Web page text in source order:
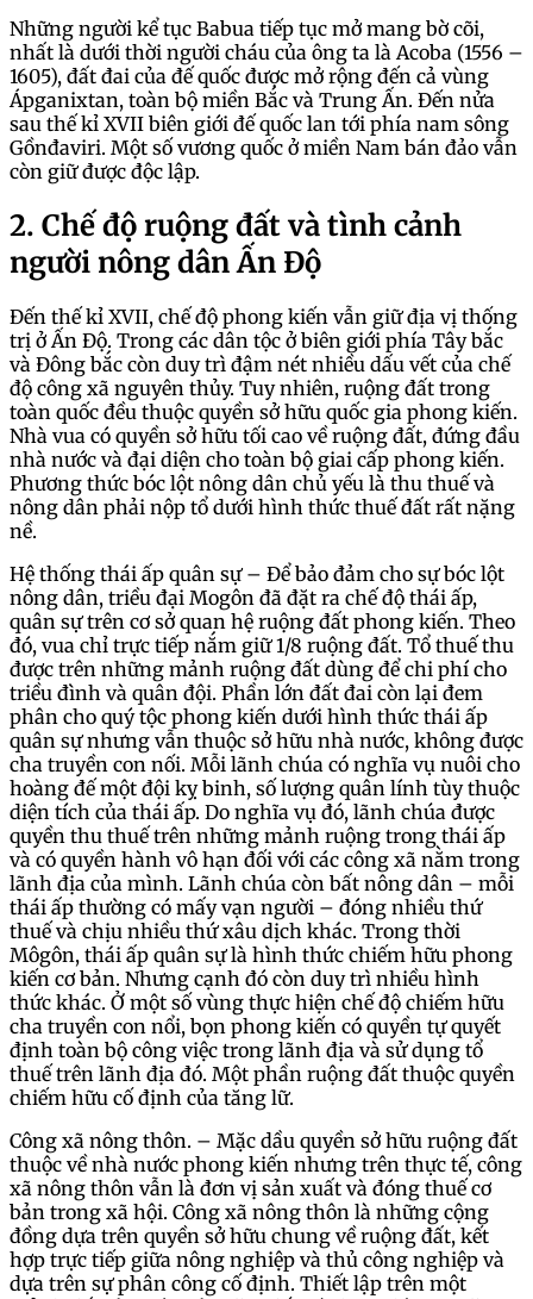
Những người kể tục Babua tiếp tục mở mang bờ cõi,
nhất là dưới thời người cháu của ông ta là Acoba (1556 –
1605), đất đai của đế quốc được mở rộng đến cả vùng
Ápganixtan, toàn bộ miền Bắc và Trung Ấn. Đến nửa
sau thế kỉ XVII biên giới đế quốc lan tới phía nam sông
Gồnđaviri. Một số vương quốc ở miền Nam bán đảo vẫn
còn giữ được độc lập.
2. Chế độ ruộng đất và tình cảnh
người nông dân Ấn Độ
Đến thế kỉ XVII, chế độ phong kiến vẫn giữ địa vị thống
trị ở Ấn Độ. Trong các dân tộc ở biên giới phía Tây bắc
và Đông bắc còn duy trì đậm nét nhiều dấu vết của chế
độ công xã nguyên thủy. Tuy nhiên, ruộng đất trong
toàn quốc đều thuộc quyền sở hữu quốc gia phong kiến.
Nhà vua có quyền sở hữu tối cao về ruộng đất, đứng đầu
nhà nước và đại diện cho toàn bộ giai cấp phong kiến.
Phương thức bóc lột nông dân chủ yếu là thu thuế và
nông dân phải nộp tổ dưới hình thức thuế đất rất nặng
nề.
Hệ thống thái ấp quân sự – Để bảo đảm cho sự bóc lột
nông dân, triều đại Mogôn đã đặt ra chế độ thái ấp,
quân sự trên cơ sở quan hệ ruộng đất phong kiến. Theo
đó, vua chỉ trực tiếp nắm giữ 1/8 ruộng đất. Tổ thuế thu
được trên những mảnh ruộng đất dùng để chi phí cho
triều đình và quân đội. Phần lớn đất đai còn lại đem
phân cho quý tộc phong kiến dưới hình thức thái ấp
quân sự nhưng vẫn thuộc sở hữu nhà nước, không được
cha truyền con nối. Mỗi lãnh chúa có nghĩa vụ nuôi cho
hoàng đế một đội kỵ binh, số lượng quân lính tùy thuộc
diện tích của thái ấp. Do nghĩa vụ đó, lãnh chúa được
quyền thu thuế trên những mảnh ruộng trong thái ấp
và có quyền hành vô hạn đối với các công xã nằm trong
lãnh địa của mình. Lãnh chúa còn bất nông dân – mỗi
thái ấp thường có mấy vạn người – đóng nhiều thứ
thuế và chịu nhiều thứ xâu dịch khác. Trong thời
Môgôn, thái ấp quân sự là hình thức chiếm hữu phong
kiến cơ bản. Nhưng cạnh đó còn duy trì nhiều hình
thức khác. Ở một số vùng thực hiện chế độ chiếm hữu
cha truyền con nổi, bọn phong kiến có quyền tự quyết
định toàn bộ công việc trong lãnh địa và sử dụng tổ
thuế trên lãnh địa đó. Một phần ruộng đất thuộc quyền
chiếm hữu cố định của tăng lữ.
Công xã nông thôn. – Mặc dầu quyền sở hữu ruộng đất
thuộc về nhà nước phong kiến nhưng trên thực tế, công
xã nông thôn vẫn là đơn vị sản xuất và đóng thuế cơ
bản trong xã hội. Công xã nông thôn là những cộng
đồng dựa trên quyền sở hữu chung về ruộng đất, kết
hợp trực tiếp giữa nông nghiệp và thủ công nghiệp và
dựa trên sự phân công cố định. Thiết lập trên một